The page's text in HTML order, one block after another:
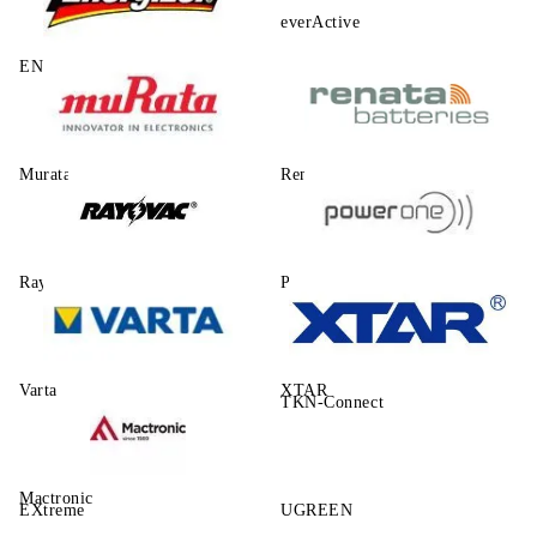
ENERGIZER
everActive
Murata Renata
Rayovac Power One
Varta XTAR
Mactronic
TKN-Connect
EXtreme UGREEN